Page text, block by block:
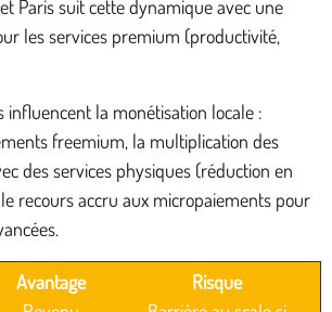
Paris suit cette dynamique avec une
les services premium (productivité,
influencent la monétisation locale :
freemium, la multiplication des
des services physiques (réduction en
recours accru aux micropaiements pour
Avantage
Risque